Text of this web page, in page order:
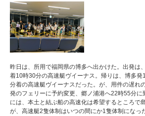
昨日は、所用で福岡県の博多へ出かけた。出発は
着10時30分の高速艇ヴイーナス。帰りは、博多
分着の高速艇ヴイーナスだった。が、用件の遅れ
発のフェリーに予約変更、郷ノ浦港へ22時55分に
には、本土と結ぶ船の高速化は希望するところで
が、高速艇2隻体制はいつの間にか1隻体制になっ